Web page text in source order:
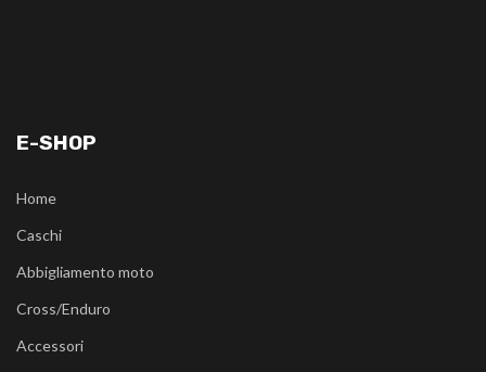
E-SHOP
Home
Caschi
Abbigliamento moto
Cross/Enduro
Accessori